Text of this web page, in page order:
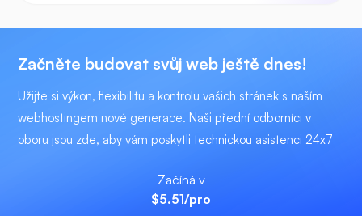
Začněte budovat svůj web ještě dnes!
Užijte si výkon, flexibilitu a kontrolu vašich stránek s naším
webhostingem nové generace. Naši přední odborníci v
oboru jsou zde, aby vám poskytli technickou asistenci 24x7
Začíná v
$5.51/pro